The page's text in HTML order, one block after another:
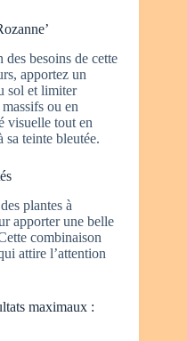
besoins de cette
apportez un
sol et limiter
ou en
visuelle tout en
sa teinte bleutée.
plantes à
apporter une belle
combinaison
attire l’attention
maximaux :